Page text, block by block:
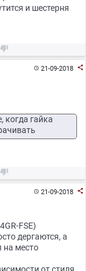
и шестерня

21-09-2018 
когда гайка

21-09-2018 
FSE)
дергаются, а
на место